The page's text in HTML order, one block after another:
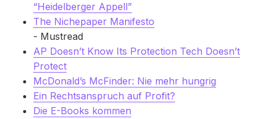
“Heidelberger Appell”
The Nichepaper Manifesto
- Mustread
AP Doesn’t Know Its Protection Tech Doesn’t
Protect
McDonald’s McFinder: Nie mehr hungrig
Ein Rechtsanspruch auf Profit?
Die E-Books kommen